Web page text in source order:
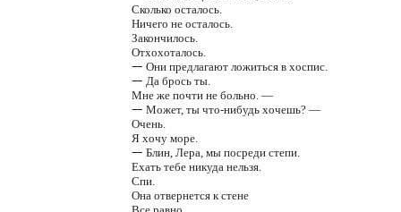
Сколько осталось.
Ничего не осталось.
Закончилось.
Отхохоталось.
—Они предлагают ложиться в хоспис.
—Да брось ты.
Мне же почти не больно. —
—Может, ты что-нибудь хочешь? —
Очень.
Я хочу море.
—Блин, Лера, мы посреди степи.
Ехать тебе никуда нельзя.
Спи.
Она отвернется к стене